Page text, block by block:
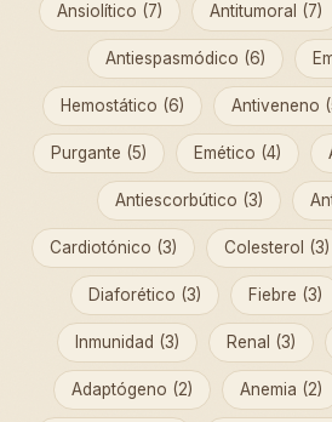
Ansiolítico (7) Antitumoral (7)
Antiespasmódico (6)
Hemostático (6) Antiveneno
Purgante (5) Emético (4)
Antiescorbútico (3)
Cardiotónico (3) Colesterol (3)
Diaforético (3) Fiebre (3)
Inmunidad (3) Renal (3)
Adaptógeno (2) Anemia (2)